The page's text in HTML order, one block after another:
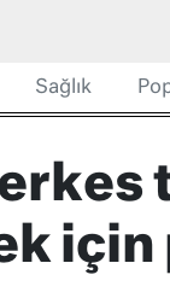
Sağlık
için